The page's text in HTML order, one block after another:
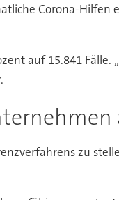
Corona-Hilfen
auf 15.841 Fälle.
zu